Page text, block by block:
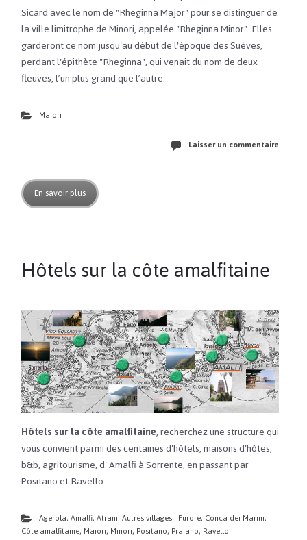
Sicard avec le nom de "Rheginna Major" pour se distinguer de
la ville limitrophe de Minori, appelée "Rheginna Minor". Elles
garderont ce nom jusqu'au début de l'époque des Suèves,
perdant l'épithète "Rheginna", qui venait du nom de deux
fleuves, l’un plus grand que l’autre.
Maiori
Laisser un commentaire
En savoir plus
Hôtels sur la côte amalfitaine
Hôtels sur la côte amalfitaine, recherchez une structure qui
vous convient parmi des centaines d'hôtels, maisons d'hôtes,
b&b, agritourisme, d' Amalfi à Sorrente, en passant par
Positano et Ravello.
Agerola,Amalfi,Atrani,Autres villages : Furore, Conca dei Marini,
Côte amalfitaine, Maiori, Minori, Positano, Praiano, Ravello